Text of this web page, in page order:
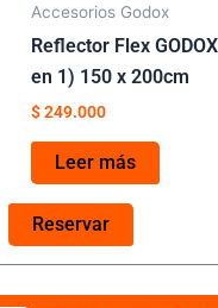
Accesorios Godox
Reflector Flex
en 1) 150 x 200cm
$249.000
Leer más
Reservar